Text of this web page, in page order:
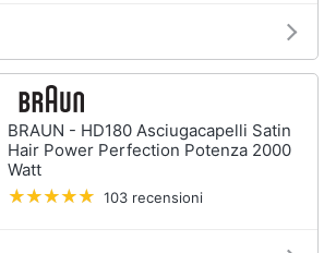
BRAUN - HD180 Asciugacapelli Satin
Hair Power Perfection Potenza 2000
Watt
103 recensioni